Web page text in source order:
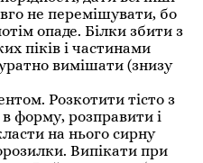
не перемішувати, бо
опаде. Білки збити з
піків і частинами
вимішати (знизу
Розкотити тісто з
форму, розправити і
на нього сирну
Випікати при